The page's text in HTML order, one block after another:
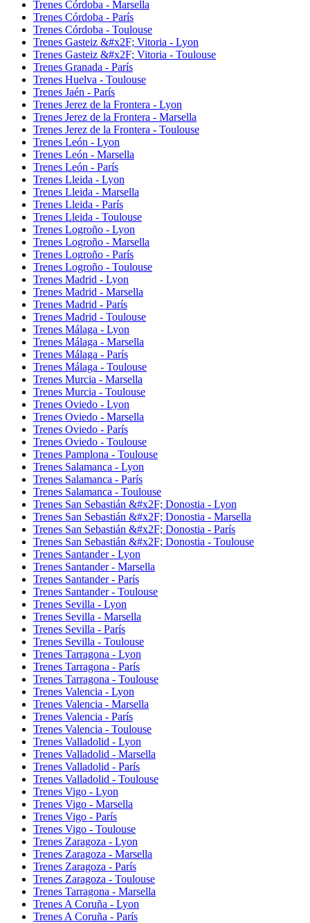
Trenes Córdoba - Marsella
Trenes Córdoba - París
Trenes Córdoba - Toulouse
Trenes Gasteiz &#x2F; Vitoria - Lyon
Trenes Gasteiz &#x2F; Vitoria - Toulouse
Trenes Granada - París
Trenes Huelva - Toulouse
Trenes Jaén - París
Trenes Jerez de la Frontera - Lyon
Trenes Jerez de la Frontera - Marsella
Trenes Jerez de la Frontera - Toulouse
Trenes León - Lyon
Trenes León - Marsella
Trenes León - París
Trenes Lleida - Lyon
Trenes Lleida - Marsella
Trenes Lleida - París
Trenes Lleida - Toulouse
Trenes Logroño - Lyon
Trenes Logroño - Marsella
Trenes Logroño - París
Trenes Logroño - Toulouse
Trenes Madrid - Lyon
Trenes Madrid - Marsella
Trenes Madrid - París
Trenes Madrid - Toulouse
Trenes Málaga - Lyon
Trenes Málaga - Marsella
Trenes Málaga - París
Trenes Málaga - Toulouse
Trenes Murcia - Marsella
Trenes Murcia - Toulouse
Trenes Oviedo - Lyon
Trenes Oviedo - Marsella
Trenes Oviedo - París
Trenes Oviedo - Toulouse
Trenes Pamplona - Toulouse
Trenes Salamanca - Lyon
Trenes Salamanca - París
Trenes Salamanca - Toulouse
Trenes San Sebastián &#x2F; Donostia - Lyon
Trenes San Sebastián &#x2F; Donostia - Marsella
Trenes San Sebastián &#x2F; Donostia - París
Trenes San Sebastián &#x2F; Donostia - Toulouse
Trenes Santander - Lyon
Trenes Santander - Marsella
Trenes Santander - París
Trenes Santander - Toulouse
Trenes Sevilla - Lyon
Trenes Sevilla - Marsella
Trenes Sevilla - París
Trenes Sevilla - Toulouse
Trenes Tarragona - Lyon
Trenes Tarragona - París
Trenes Tarragona - Toulouse
Trenes Valencia - Lyon
Trenes Valencia - Marsella
Trenes Valencia - París
Trenes Valencia - Toulouse
Trenes Valladolid - Lyon
Trenes Valladolid - Marsella
Trenes Valladolid - París
Trenes Valladolid - Toulouse
Trenes Vigo - Lyon
Trenes Vigo - Marsella
Trenes Vigo - París
Trenes Vigo - Toulouse
Trenes Zaragoza - Lyon
Trenes Zaragoza - Marsella
Trenes Zaragoza - París
Trenes Zaragoza - Toulouse
Trenes Tarragona - Marsella
Trenes A Coruña - Lyon
Trenes A Coruña - París